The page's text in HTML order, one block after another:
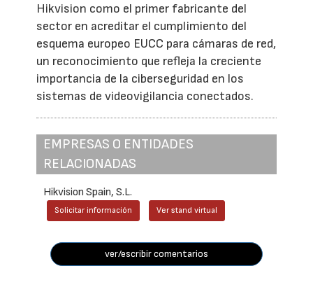
Hikvision como el primer fabricante del
sector en acreditar el cumplimiento del
esquema europeo EUCC para cámaras de red,
un reconocimiento que refleja la creciente
importancia de la ciberseguridad en los
sistemas de videovigilancia conectados.
EMPRESAS O ENTIDADES
RELACIONADAS
Hikvision Spain, S.L.
Solicitar información Ver stand virtual
ver/escribir comentarios